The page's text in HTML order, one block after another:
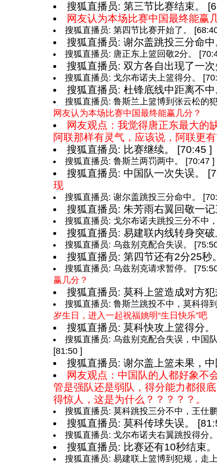
搜狐直播员: 第三节比赛结束。
网友认为本场比赛中国最终能赢
搜狐直播员: 第四节比赛开始了。
搜狐直播员: 谢尔盖跳投三分命
搜狐直播员: 唐正东上篮回敬2分。
搜狐直播员: 双方各自出现了一
搜狐直播员: 戈尔布诺夫上篮得分。
搜狐直播员: 杜锋底线中距离不
搜狐直播员: 鲁斯兰上篮博到张云松的
网友认为本场比赛中国最终能赢几分？
网友观点：我觉得唐正东最大的
阿联那样有灵气，应该说，阿联更
搜狐直播员: 比赛继续。 [70:45 ]
搜狐直播员: 鲁斯兰两罚两中。 [70:47 ]
搜狐直播员: 中国队一次失误。
现
搜狐直播员: 谢尔盖跳投三分命中。
搜狐直播员: 朱芳雨右翼回敬一
搜狐直播员: 戈尔布诺夫跳投三分不中
搜狐直播员: 易建联内线转身突
搜狐直播员: 乌兹别克配合失误。
搜狐直播员: 第四节还有2分25秒
搜狐直播员: 乌兹别克请求暂停。
赢几分？
搜狐直播员: 莫科上篮造成对方
搜狐直播员: 鲁斯兰跳投不中，莫科得
岁生日，进入一起祝福姚明“生日快乐”吧
搜狐直播员: 莫科快攻上篮得分
搜狐直播员: 乌兹别克配合失误，中国
[81:50 ]
搜狐直播员: 谢尔盖上篮未果，
网友观点：中国队的人都好象不
管是强队还是弱队，得分能力都很
得惊人，这是为什么？？？？？。
搜狐直播员: 莫科跳投三分不中，王仕
搜狐直播员: 莫科传球失误。
搜狐直播员: 戈尔布诺夫右翼跳投得分
搜狐直播员: 比赛还有10秒结束
搜狐直播员: 易建联上篮博到犯规，走